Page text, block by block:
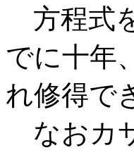
方程式
でに十年
れ修得で
なおカ